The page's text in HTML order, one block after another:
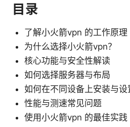
目录
了解小火箭vpn 的工作原理
为什么选择小火箭vpn？
核心功能与安全性解读
如何选择服务器与布局
如何在不同设备上安装与设
性能与测速常见问题
使用小火箭vpn 的最佳实践